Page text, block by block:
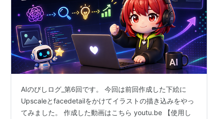
AIのびしログ_第6回です。 今回は前回作成した下絵に
Upscaleとfacedetailをかけてイラストの描き込みをやっ
てみました。 作成した動画はこちら youtu.be 【使用し